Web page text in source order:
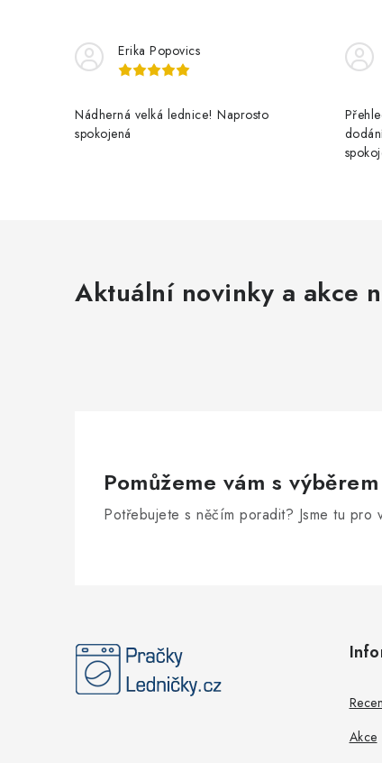
Erika Popovics
Nádherná velká lednice! Naprosto
spokojená
Aktuální novinky a akce
Pomůžeme vám s výběrem
Potřebujete s něčím poradit? Jsme tu pro
Akce